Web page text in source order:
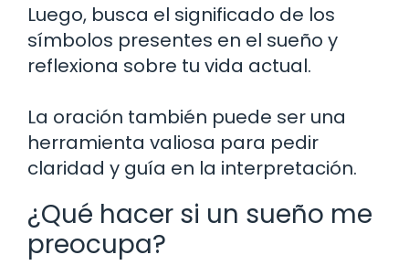
Luego, busca el significado de los
símbolos presentes en el sueño y
reflexiona sobre tu vida actual.
La oración también puede ser una
herramienta valiosa para pedir
claridad y guía en la interpretación.
¿Qué hacer si un sueño me
preocupa?